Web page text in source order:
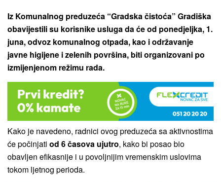
Iz Komunalnog preduzeća “Gradska čistoća” Gradiška
obavijestili su korisnike usluga da će od ponedjeljka, 1.
juna, odvoz komunalnog otpada, kao i održavanje
javne higijene i zelenih površina, biti organizovani po
izmijenjenom režimu rada.
Kako je navedeno, radnici ovog preduzeća sa aktivnostima
će počinjati od 6 časova ujutro, kako bi posao bio
obavljen efikasnije i u povoljnijim vremenskim uslovima
tokom ljetnog perioda.